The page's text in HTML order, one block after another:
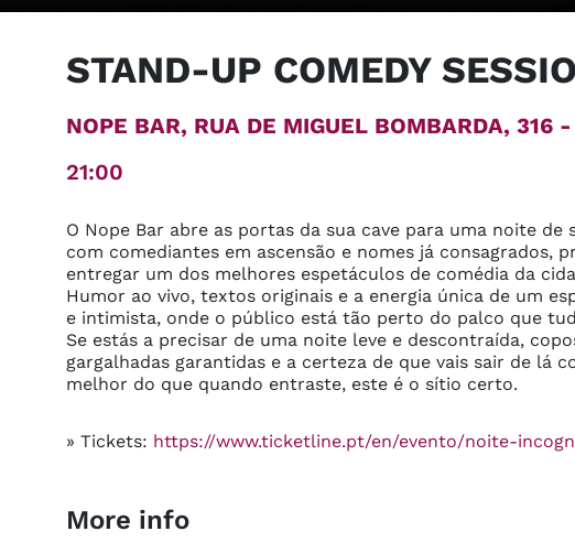
STAND-UP COMEDY
NOPE BAR, RUA DE MIGUEL BOMBARDA, 316 -
21:00
O Nope Bar abre as portas da sua cave para uma noite de
com comediantes em ascensão e nomes já consagrados,
entregar um dos melhores espetáculos de comédia da
Humor ao vivo, textos originais e a energia única de um
e intimista, onde o público está tão perto do palco que
Se estás a precisar de uma noite leve e descontraída,
gargalhadas garantidas e a certeza de que vais sair de lá
melhor do que quando entraste, este é o sítio certo.
» Tickets: https://www.ticketline.pt/en/evento/noite-
More info